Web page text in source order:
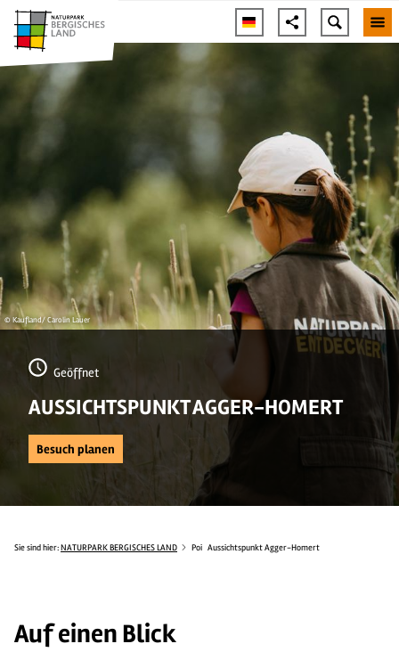
© Kaufland/ Carolin Lauer
Geöffnet
AUSSICHTSPUNKT AGGER-HOMERT
Besuch planen
Sie sind hier: NATURPARK BERGISCHES LAND Poi Aussichtspunkt Agger-Homert
Auf einen Blick